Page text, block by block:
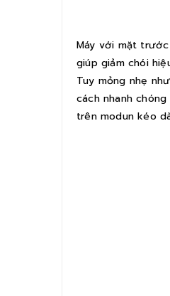
Máy với mặt
giúp giảm chói
Tuy mỏng nhẹ
cách nhanh
trên modun kéo